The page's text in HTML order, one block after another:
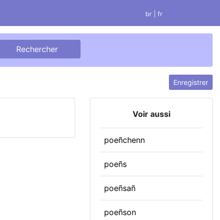
br | fr
Enregistrer
Voir aussi
poeñchenn
poeñs
poeñsañ
poeñson